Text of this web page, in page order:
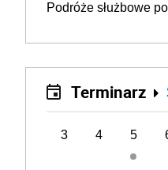
Podróże służbowe
Terminarz
3 4 5